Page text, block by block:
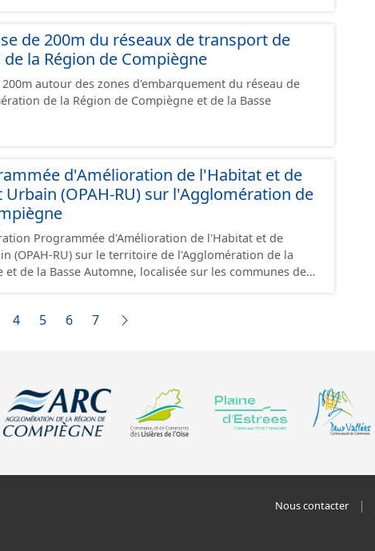
de 200m du réseaux de transport de
la Région de Compiègne
autour des zones d'embarquement du réseau de
de la Région de Compiègne et de la Basse
d'Amélioration de l'Habitat et de
Urbain (OPAH-RU) sur l'Agglomération de
Programmée d'Amélioration de l'Habitat et de
(OPAH-RU) sur le territoire de l'Agglomération de la
et de la Basse Automne, localisée sur les communes de
elle ne sera pas renouvelée au-delà de cette date.
4 5 6 7
Nous contacter